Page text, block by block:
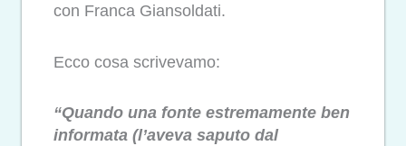
con Franca Giansoldati.
Ecco cosa scrivevamo:
“Quando una fonte estremamente ben
informata (l’aveva saputo dal